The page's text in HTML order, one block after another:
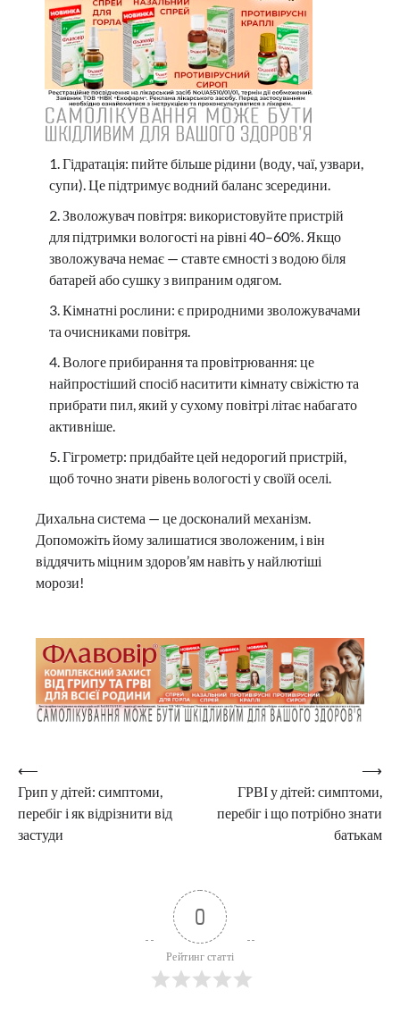
Гідратація: пийте більше рідини (воду, чаї, узвари,
супи). Це підтримує водний баланс зсередини.
Зволожувач повітря: використовуйте пристрій
для підтримки вологості на рівні 40–60%. Якщо
зволожувача немає — ставте ємності з водою біля
батарей або сушку з випраним одягом.
Кімнатні рослини: є природними зволожувачами
та очисниками повітря.
Вологе прибирання та провітрювання: це
найпростіший спосіб наситити кімнату свіжістю та
прибрати пил, який у сухому повітрі літає набагато
активніше.
Гігрометр: придбайте цей недорогий пристрій,
щоб точно знати рівень вологості у своїй оселі.
Дихальна система — це досконалий механізм.
Допоможіть йому залишатися зволоженим, і він
віддячить міцним здоров’ям навіть у найлютіші
морози!
Навігація
записів
⟵
Грип у дітей: симптоми,
перебіг і як відрізнити від
застуди
ГРВІ у дітей: симптоми,
перебіг і що потрібно знати
батькам
⟶
0
Рейтинг статті